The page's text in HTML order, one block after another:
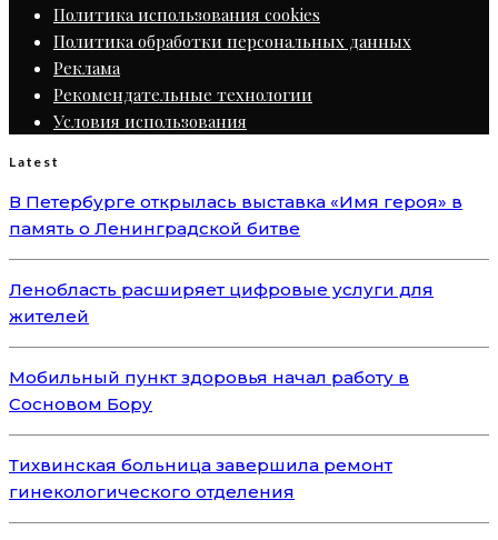
Политика использования cookies
Политика обработки персональных данных
Реклама
Рекомендательные технологии
Условия использования
Latest
В Петербурге открылась выставка «Имя героя» в
память о Ленинградской битве
Ленобласть расширяет цифровые услуги для
жителей
Мобильный пункт здоровья начал работу в
Сосновом Бору
Тихвинская больница завершила ремонт
гинекологического отделения